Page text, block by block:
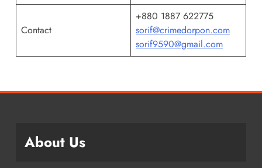
Contact
+880 1887 622775
sorif@crimedorpon.com
sorif9590@gmail.com
About Us